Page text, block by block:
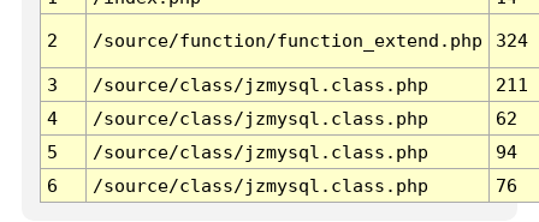
2 /source/function/function_extend.php 324
3 /source/class/jzmysql.class.php
211
4
/source/class/jzmysql.class.php
62
5
/source/class/jzmysql.class.php
94
6
/source/class/jzmysql.class.php 76